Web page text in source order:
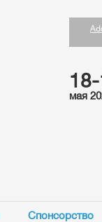
мая
Спонсорство